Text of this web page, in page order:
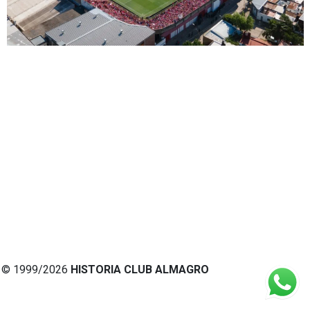
© 1999/2026 HISTORIA CLUB ALMAGRO